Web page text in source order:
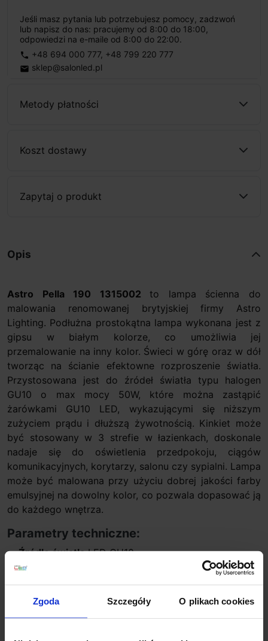
Zgoda Szczegóły O plikach cookies
Jeśli masz pytania lub potrzebujesz pomocy, zadzwoń
lub napisz do nas: pracujemy od 8:00 do 18:00,
odpowiedzi na e-maile od 8:00 do 22:00.
phone +48 694 000 777, +48 799 220 777
email sklep@salonled.pl
Metody płatności
Koszt dostawy
Zapytaj o produkt
Opis
Astro Pella 190 1315002 to lampa ścienna do
malowania renomowanej brytyjskiej firmy Astro
Lighting. Podłużna prostokątna lampa wykonana jest z
gipsu w białym kolorze, co umożliwia jej
przemalowanie na inny kolor. Świeci w górę oraz w dół
tworząc na ścianie efektowne rozproszenie światła.
Przystosowana jest do źródeł światła typu halogen
GU10 o max mocy 50W, które można zastąpić
żarówkami GU10 LED, wykazującymi się niższym
zużyciem prądu i dłuższą żywotnością. Kinkiet może
być stosowany w 3 strefie w łazienkach, doskonale
nadaje się do oświetlenia przedpokoju, ciągów
komunikacyjnych, korytarzy, salonu czy sypialni. Lampa
może być malowana przy użyciu dobrej jakości farby
emulsyjnej na dowolny kolor, co pozwala dopasować ją
do każdego wnętrza.
Parametry techniczne:
Źródło światłaLED GU10
Moc max
Długość
Głębokość
Kolor